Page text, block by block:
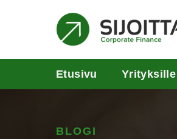
Etusivu Yrityksille
BLOGI